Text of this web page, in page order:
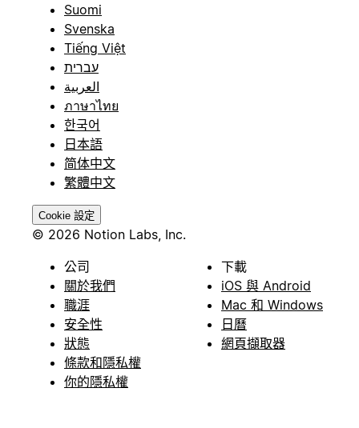
Suomi
Svenska
Tiếng Việt
עברית
العربية
ภาษาไทย
한국어
日本語
简体中文
繁體中文
Cookie 設定
© 2026 Notion Labs, Inc.
公司
關於我們
職涯
安全性
狀態
條款和隱私權
你的隱私權
下載
iOS 與 Android
Mac 和 Windows
日曆
網頁擷取器